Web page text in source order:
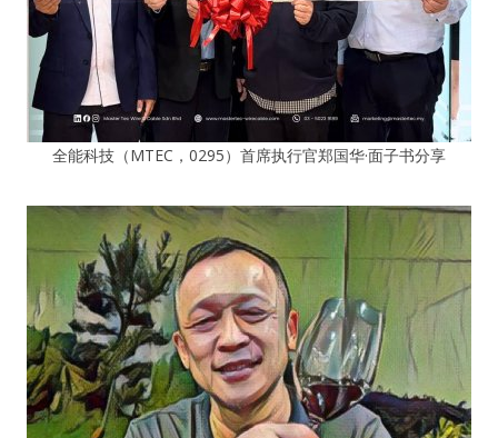
全能科技（MTEC，0295）首席执行官郑国华·面子书分享